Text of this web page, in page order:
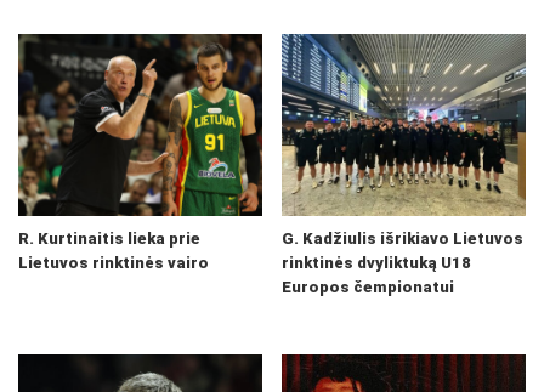
R. Kurtinaitis lieka prie
Lietuvos rinktinės vairo
G. Kadžiulis išrikiavo Lietuvos
rinktinės dvyliktuką U18
Europos čempionatui